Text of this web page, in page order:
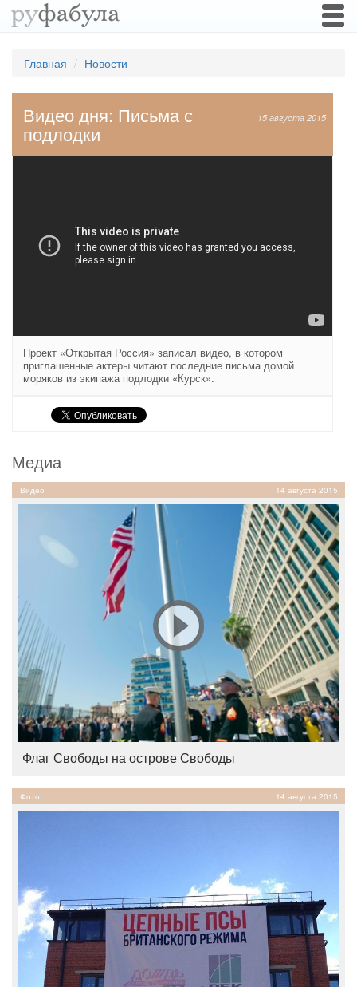
Главная Новости
15 августа 2015
Видео дня: Письма с
подлодки
Проект «Открытая Россия» записал видео, в котором
приглашенные актеры читают последние письма домой
моряков из экипажа подлодки «Курск».
Медиа
Видео 14 августа 2015
Флаг Свободы на острове Свободы
Фото 14 августа 2015